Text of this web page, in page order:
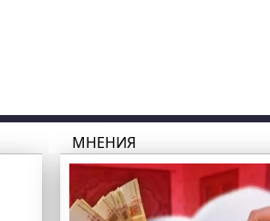
МНЕНИЯ